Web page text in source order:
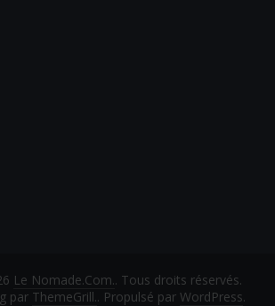
Le Nomade.Com.. Tous droits réservés.
par ThemeGrill.. Propulsé parWordPress.